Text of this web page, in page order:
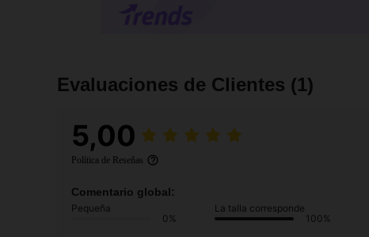
Evaluaciones de Clientes (1)
5,00
Política de Reseñas
Comentario global:
Pequeña
0%
La talla corresponde
100%